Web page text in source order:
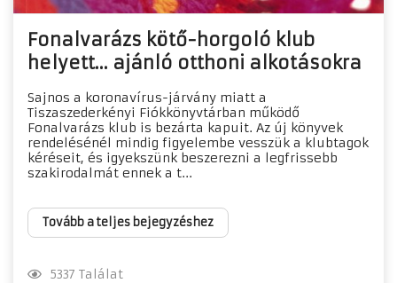
Fonalvarázs kötő-horgoló klub
helyett... ajánló otthoni alkotásokra
Sajnos a koronavírus-járvány miatt a
Tiszaszederkényi Fiókkönyvtárban működő
Fonalvarázs klub is bezárta kapuit. Az új könyvek
rendelésénél mindig figyelembe vesszük a klubtagok
kéréseit, és igyekszünk beszerezni a legfrissebb
szakirodalmát ennek a t...
Tovább a teljes bejegyzéshez
5337 Találat